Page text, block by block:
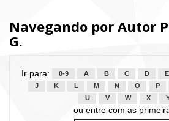
Navegando por Autor
G.
Ir para: 0-9 A B C D E
J
K L M N O P
U
V W X
ou entre com as